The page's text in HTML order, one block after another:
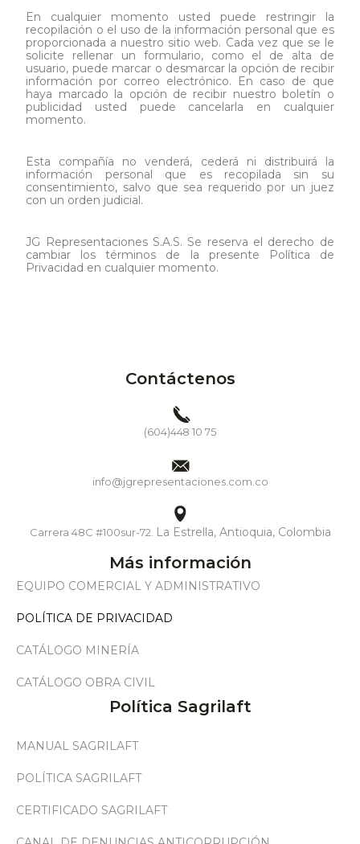
En cualquier momento usted puede restringir la
recopilación o el uso de la información personal que es
proporcionada a nuestro sitio web. Cada vez que se le
solicite rellenar un formulario, como el de alta de
usuario, puede marcar o desmarcar la opción de recibir
información por correo electrónico. En caso de que
haya marcado la opción de recibir nuestro boletín o
publicidad usted puede cancelarla en cualquier
momento.
Esta compañía no venderá, cederá ni distribuirá la
información personal que es recopilada sin su
consentimiento, salvo que sea requerido por un juez
con un orden judicial.
JG Representaciones S.A.S. Se reserva el derecho de
cambiar los términos de la presente Política de
Privacidad en cualquier momento.
Contáctenos
(604)448 10 75
info@jgrepresentaciones.com.co
Carrera 48C #100sur-72. La Estrella, Antioquia, Colombia
Más información
EQUIPO COMERCIAL Y ADMINISTRATIVO
POLÍTICA DE PRIVACIDAD
CATÁLOGO MINERÍA
CATÁLOGO OBRA CIVIL
Política Sagrilaft
MANUAL SAGRILAFT
POLÍTICA SAGRILAFT
CERTIFICADO SAGRILAFT